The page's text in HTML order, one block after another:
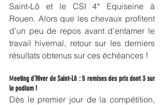
Saint-Lô et le CSI 4* Equiseine à
Rouen. Alors que les chevaux profitent
d’un peu de repos avant d’entamer le
travail hivernal, retour sur les derniers
résultats obtenus sur ces échéances !
Meeting d’Hiver de Saint-Lô : 5 remises des prix dont 3 sur
le podium !
Dès le premier jour de la compétition,